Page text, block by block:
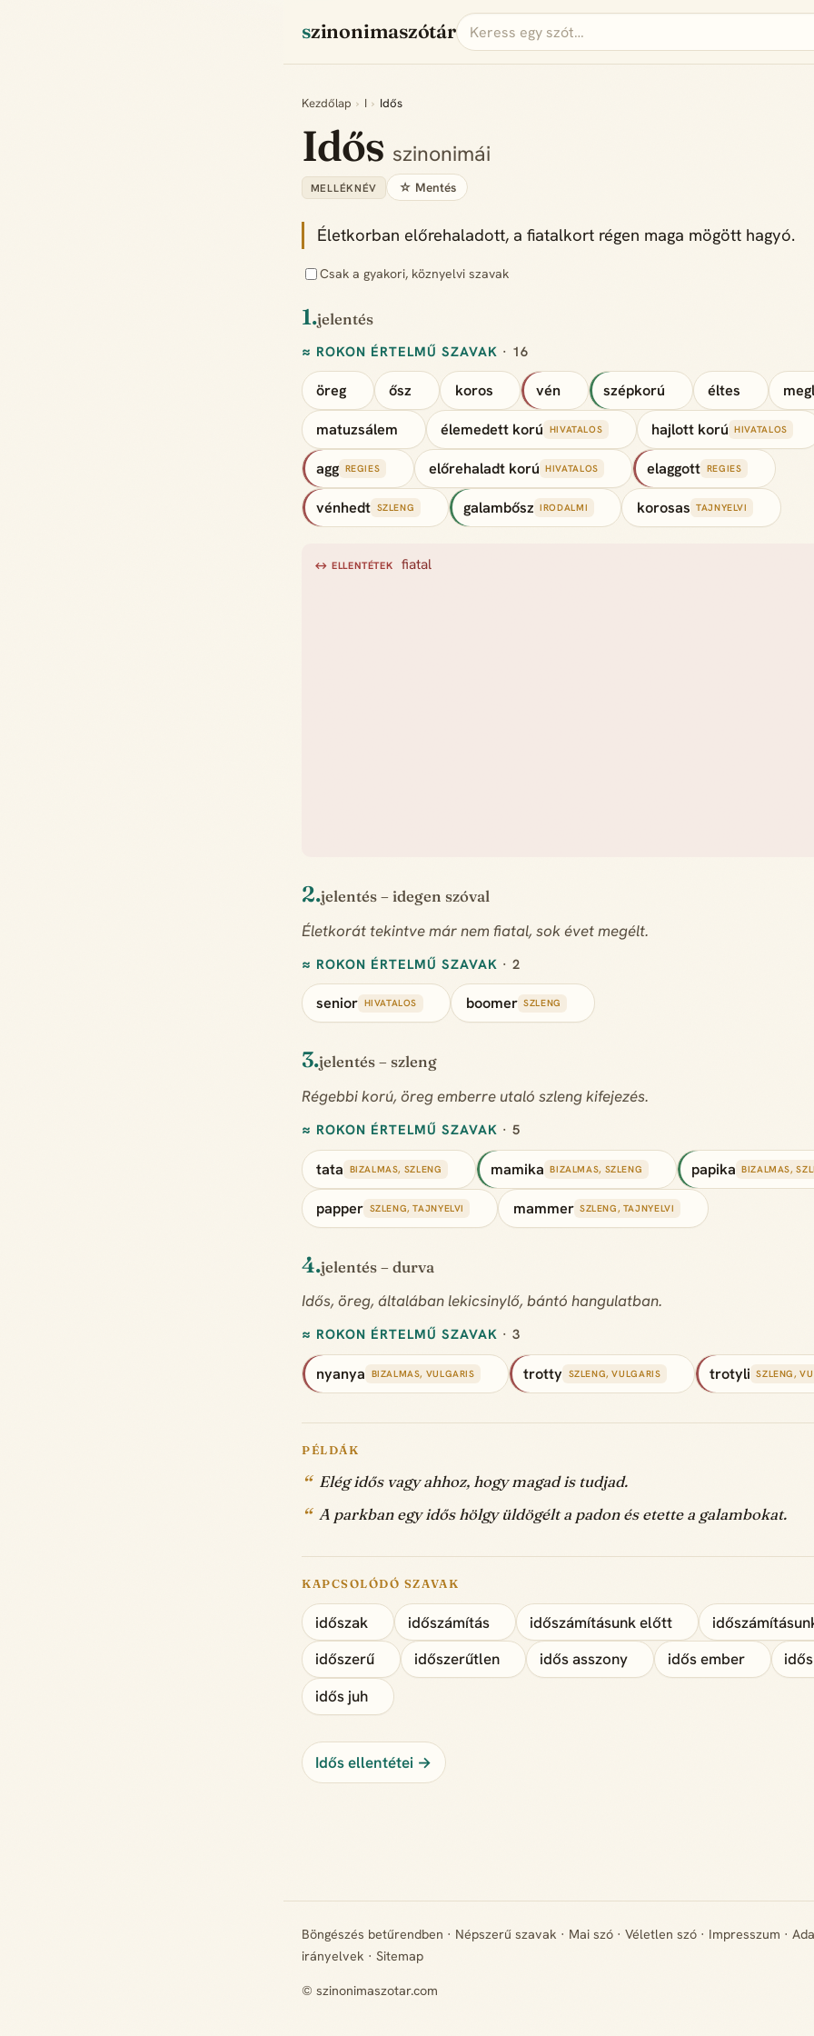
szinonimaszótár
Kezdőlap › I › Idős
Idős szinonimái
MELLÉKNÉV ☆ Mentés
Életkorban előrehaladott, a fiatalkort régen maga mögött hagyó.
Csak a gyakori, köznyelvi szavak
1.jelentés
≈ ROKON ÉRTELMŰ SZAVAK · 16
öreg ősz koros vén szépkorú éltes
matuzsálem élemedett korú HIVATALOS hajlott korú HIVATALOS
agg REGIES előrehaladt korú HIVATALOS elaggott REGIES
vénhedt SZLENG galambősz IRODALMI korosas TAJNYELVI
↔ ELLENTÉTEK fiatal
2.jelentés – idegen szóval
Életkorát tekintve már nem fiatal, sok évet megélt.
≈ ROKON ÉRTELMŰ SZAVAK · 2
senior HIVATALOS boomer SZLENG
3.jelentés – szleng
Régebbi korú, öreg emberre utaló szleng kifejezés.
≈ ROKON ÉRTELMŰ SZAVAK · 5
tata BIZALMAS, SZLENG mamika BIZALMAS, SZLENG papika BIZALMAS,
papper SZLENG, TAJNYELVI mammer SZLENG, TAJNYELVI
4.jelentés – durva
Idős, öreg, általában lekicsinylő, bántó hangulatban.
≈ ROKON ÉRTELMŰ SZAVAK · 3
nyanya BIZALMAS, VULGARIS trotty SZLENG, VULGARIS trotyli SZLENG,
PÉLDÁK
Elég idős vagy ahhoz, hogy magad is tudjad.
A parkban egy idős hölgy üldögélt a padon és etette a galambokat.
KAPCSOLÓDÓ SZAVAK
időszak időszámítás időszámításunk előtt
időszerű
időszerűtlen idős asszony idős ember
idős juh
Idős ellentétei →
Böngészés betűrendben · Népszerű szavak · Mai szó · Véletlen szó · Impresszum ·
irányelvek · Sitemap
© szinonimaszotar.com